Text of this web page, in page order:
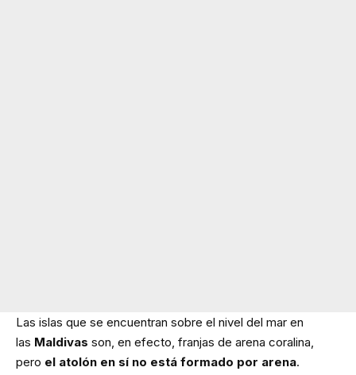
Las islas que se encuentran sobre el nivel del mar en
las Maldivas son, en efecto, franjas de arena coralina,
pero el atolón en sí no está formado por arena.